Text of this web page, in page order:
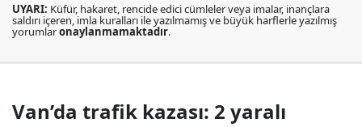
UYARI: Küfür, hakaret, rencide edici cümleler veya imalar, inançlara
saldırı içeren, imla kuralları ile yazılmamış ve büyük harflerle yazılmış
yorumlaronaylanmamaktadır.
Van’da trafik kazası: 2 yaralı